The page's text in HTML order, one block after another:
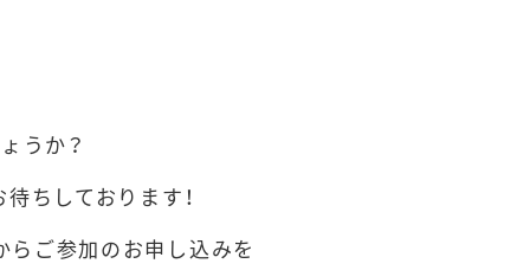
うか？
ちしております！
らご参加のお申し込みを